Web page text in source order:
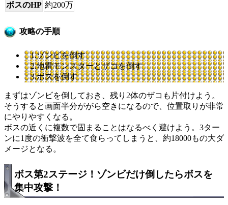
ボスのHP 約200万
攻略の手順
1.ゾンビを倒す
2.地雷モンスターとザコを倒す
3.ボスを倒す
まずはゾンビを倒しておき、残り2体のザコも片付けよう。
そうすると画面半分ががら空きになるので、位置取りが非常
にやりやすくなる。
ボスの近くに複数で固まることはなるべく避けよう。3ター
ンに1度の衝撃波を全て食らってしまうと、約18000もの大ダ
メージとなる。
ボス第2ステージ！ゾンビだけ倒したらボスを
集中攻撃！